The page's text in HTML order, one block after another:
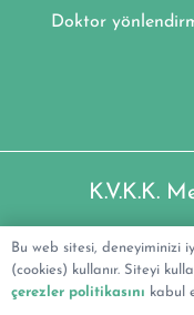
Doktor
K.V.K.K.
Uzman Dyt.
Bu web sitesi, deneyiminizi
(cookies) kullanır. Siteyi
çerezler politikasını kabul